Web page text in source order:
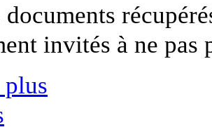
documents
invités à ne pas